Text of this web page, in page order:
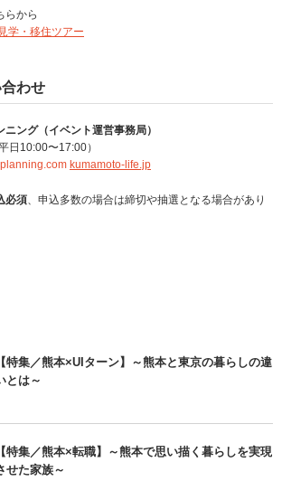
らから
学・移住ツアー
わせ
ング（イベント運営事務局）
日10:00〜17:00）
kumamoto-life.jp
必須、申込多数の場合は締切や抽選となる場合があり
【特集／熊本×UIターン】～熊本と東京の暮らしの違
とは～
【特集／熊本×転職】～熊本で思い描く暮らしを実現
せた家族～